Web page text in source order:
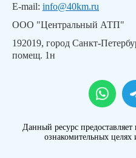
E-mail: info@40km.ru
ООО "Центральный АТП"
192019, город Санкт-
помещ. 1н
Данный ресурс
ознакомительных целях